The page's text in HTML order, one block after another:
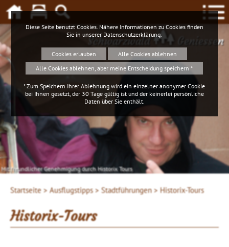
Schwarzwald Geniessen
Mit freundlicher Genehmigung durch Historix Tours
Startseite > Ausflugstipps > Stadtführungen > Historix-Tours
Historix-Tours
Diese Seite benutzt Cookies. Nähere Informationen zu Cookies finden
Sie in unserer Datenschutzerklärung
Cookies erlauben
Alle Cookies ablehnen
Alle Cookies ablehnen, aber meine Entscheidung speichern *
* Zum Speichern Ihrer Ablehnung wird ein einzelner anonymer Cookie
bei Ihnen gesetzt, der 30 Tage gültig ist und der keinerlei persönliche
Daten über Sie enthält.